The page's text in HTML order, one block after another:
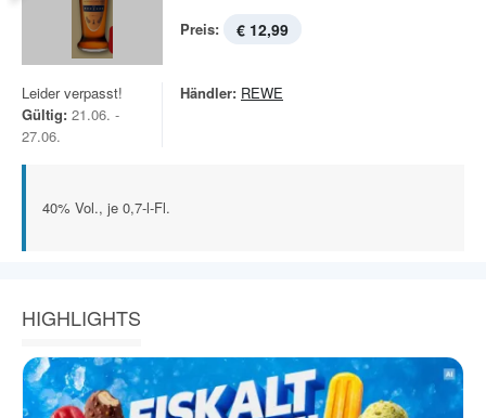
Preis: € 12,99
Leider verpasst!
Gültig: 21.06. -
27.06.
Händler: REWE
40% Vol., je 0,7-l-Fl.
HIGHLIGHTS